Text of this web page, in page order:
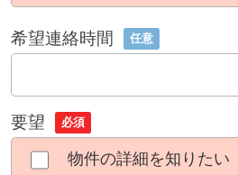
希望連絡時間 任意
要望 必須
物件の詳細を知りたい